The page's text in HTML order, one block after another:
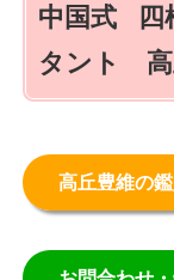
中国式 四
タント 高
高丘豊維の